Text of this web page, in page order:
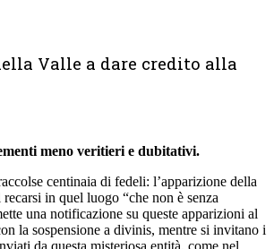
Valle a dare credito alla
meno veritieri e dubitativi.
centinaia di fedeli: l’apparizione della
in quel luogo “che non è senza
una notificazione su queste apparizioni al
la sospensione a divinis, mentre si invitano i